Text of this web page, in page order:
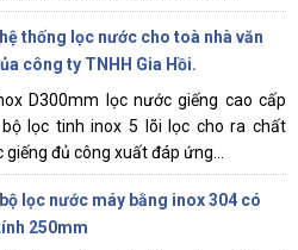
thống lọc nước cho toà nhà văn
công ty TNHH Gia Hồi.
D300mm lọc nước giếng cao cấp
lọc tinh inox 5 lõi lọc cho ra chất
đủ công xuất đáp ứng...
lọc nước máy bằng inox 304 có
250mm